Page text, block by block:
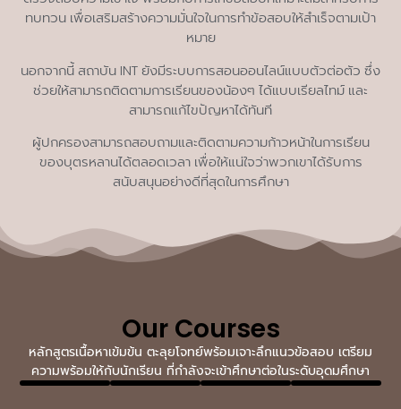
ทบทวน เพื่อเสริมสร้างความมั่นใจในการทำข้อสอบให้สำเร็จตามเป้า
หมาย
นอกจากนี้ สถาบัน INT ยังมีระบบการสอนออนไลน์แบบตัวต่อตัว ซึ่ง
ช่วยให้สามารถติดตามการเรียนของน้องๆ ได้แบบเรียลไทม์ และ
สามารถแก้ไขปัญหาได้ทันที
ผู้ปกครองสามารถสอบถามและติดตามความก้าวหน้าในการเรียน
ของบุตรหลานได้ตลอดเวลา เพื่อให้แน่ใจว่าพวกเขาได้รับการ
สนับสนุนอย่างดีที่สุดในการศึกษา
Our Courses
หลักสูตรเนื้อหาเข้มข้น ตะลุยโจทย์พร้อมเจาะลึกแนวข้อสอบ เตรียม
ความพร้อมให้กับนักเรียน ที่กำลังจะเข้าศึกษาต่อในระดับอุดมศึกษา